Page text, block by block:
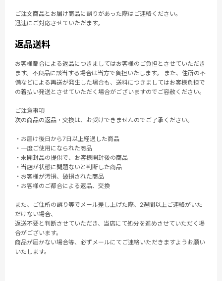
ご注文商品とお届け商品に誤りがあった際はご連絡ください。
迅速にご対応させていただます。
返品送料
お客様都合による返品につきましてはお客様のご負担とさせていただき
ます。不良品に該当する場合は当方で負担いたします。 また、住所の不
備などによる再送が発生した場合も、送料につきましてはお客様負担で
の着払い発送とさせていただく場合がございますのでご容赦ください。
ご注意事項
次の商品の返品・交換は、お受けできませんのでご了承ください。
・お届け後日から7日以上経過した商品
・一度ご使用になられた商品
・未開封品の提供で、お客様開封後の商品
・当店が状態に問題ないと判断した商品
・お客様が汚損、破損された商品
・お客様のご都合による返品、交換
また、ご住所の誤り等でメール差し上げた際、2週間以上ご連絡がいた
だけない場合、
返送不要と判断させていただき、当店にて処分を進めさせていただく場
合がございます。
商品が届かない場合等、必ずメールにてご連絡いただきますようお願い
いたします。